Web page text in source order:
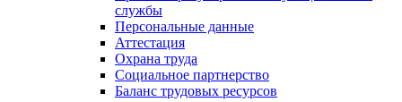
службы
Персональные данные
Аттестация
Охрана труда
Социальное партнерство
Баланс трудовых ресурсов